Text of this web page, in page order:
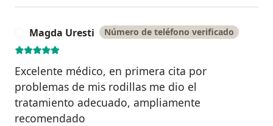
Magda Uresti Número de teléfono verificado
Excelente médico, en primera cita por
problemas de mis rodillas me dio el
tratamiento adecuado, ampliamente
recomendado